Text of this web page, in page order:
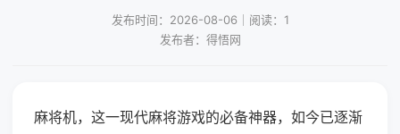
发布时间：2026-08-06｜阅读：1
发布者：得悟网
麻将机，这一现代麻将游戏的必备神器，如今已逐渐